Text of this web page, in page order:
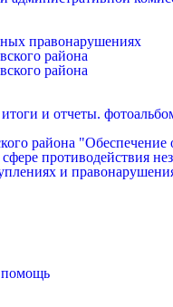
правонарушениях
района
района
и отчеты.
района
противодействия
и
помощь